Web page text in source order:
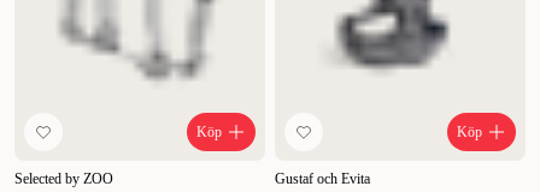
Köp
Selected by ZOO
Köp
Gustaf och Evita